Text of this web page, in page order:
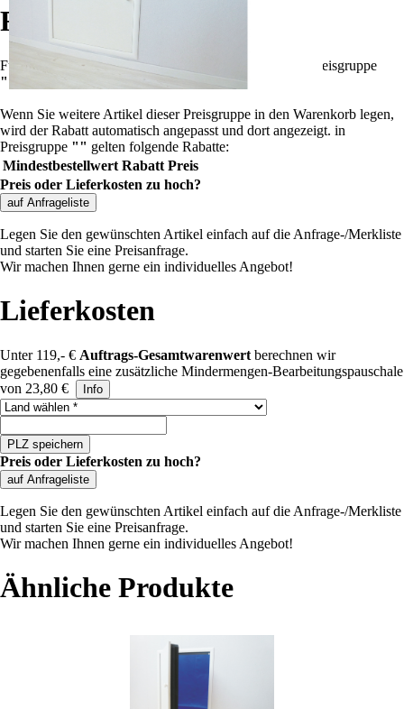
Rabatte
Für die Summe aller Artikel Summe aller Artikel
in Preisgruppe
""
Wenn Sie weitere Artikel dieser Preisgruppe in den Warenkorb legen,
wird der Rabatt automatisch angepasst und dort angezeigt. in
Preisgruppe "" gelten folgende Rabatte:
Mindestbestellwert Rabatt Preis
Preis oder Lieferkosten zu hoch?
auf Anfrageliste
Legen Sie den gewünschten Artikel einfach auf die Anfrage-/Merkliste
und starten Sie eine Preisanfrage.
Wir machen Ihnen gerne ein individuelles Angebot!
Lieferkosten
Unter 119,- € Auftrags-Gesamtwarenwert berechnen wir
gegebenenfalls eine zusätzliche Mindermengen-Bearbeitungspauschale
von 23,80 €
Info
Land auswählen
PLZ speichern
Preis oder Lieferkosten zu hoch?
auf Anfrageliste
Legen Sie den gewünschten Artikel einfach auf die Anfrage-/Merkliste
und starten Sie eine Preisanfrage.
Wir machen Ihnen gerne ein individuelles Angebot!
Ähnliche Produkte